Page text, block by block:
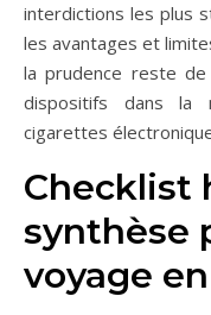
interdictions les plus
les avantages et
la prudence reste
dispositifs dans la
cigarettes
Checklist
synthèse
voyage